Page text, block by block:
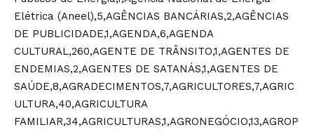
Elétrica (Aneel),5,AGÊNCIAS BANCÁRIAS,2,AGÊNCIAS
DE PUBLICIDADE,1,AGENDA,6,AGENDA
CULTURAL,260,AGENTE DE TRÂNSITO,1,AGENTES DE
ENDEMIAS,2,AGENTES DE SATANÁS,1,AGENTES DE
SAÚDE,8,AGRADECIMENTOS,7,AGRICULTORES,7,AGRIC
ULTURA,40,AGRICULTURA
FAMILIAR,34,AGRICULTURAS,1,AGRONEGÓCIO,13,AGROP